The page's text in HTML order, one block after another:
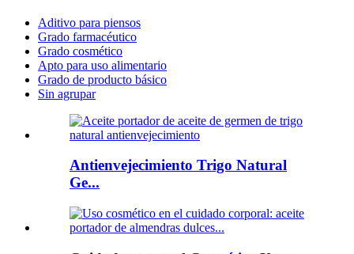
Aditivo para piensos
Grado farmacéutico
Grado cosmético
Apto para uso alimentario
Grado de producto básico
Sin agrupar
Antienvejecimiento Trigo Natural
Ge...